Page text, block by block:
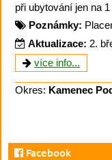
při ubytování jen na 1
Poznámky:
Aktualizace: 2.
více info...
Okres: Kamenec
Facebook